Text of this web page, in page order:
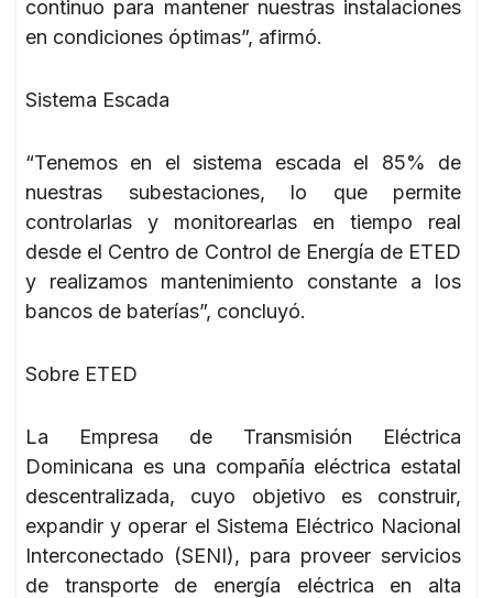
continuo para mantener nuestras instalaciones
en condiciones óptimas”, afirmó.
Sistema Escada
“Tenemos en el sistema escada el 85% de
nuestras subestaciones, lo que permite
controlarlas y monitorearlas en tiempo real
desde el Centro de Control de Energía de ETED
y realizamos mantenimiento constante a los
bancos de baterías”, concluyó.
Sobre ETED
La Empresa de Transmisión Eléctrica
Dominicana es una compañía eléctrica estatal
descentralizada, cuyo objetivo es construir,
expandir y operar el Sistema Eléctrico Nacional
Interconectado (SENI), para proveer servicios
de transporte de energía eléctrica en alta